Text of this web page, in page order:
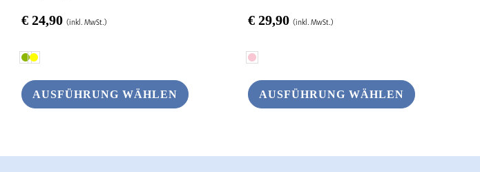
€ 24,90 (inkl. MwSt.)
AUSFÜHRUNG WÄHLEN
€29,90 (inkl. MwSt.)
AUSFÜHRUNG WÄHLEN